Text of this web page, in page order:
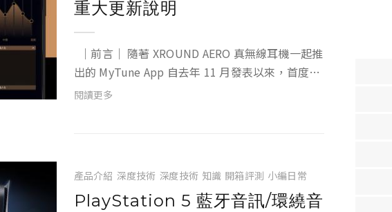
重大更新說明
出的 MyTune App 自去年 11 月發表以來，首度迎
來重大功能更新，除了原有的：XROUND Lite™ 實
閱讀更多
產品介紹 深度技術 深度技術 知識 開箱評測 小編日常
PlayStation 5 藍牙音訊/環繞音